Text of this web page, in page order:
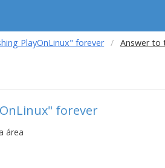
PlayOnLinux" forever Answer to
forever
área